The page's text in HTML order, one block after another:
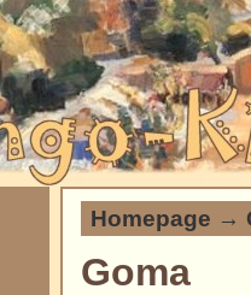
Homepage →
Goma